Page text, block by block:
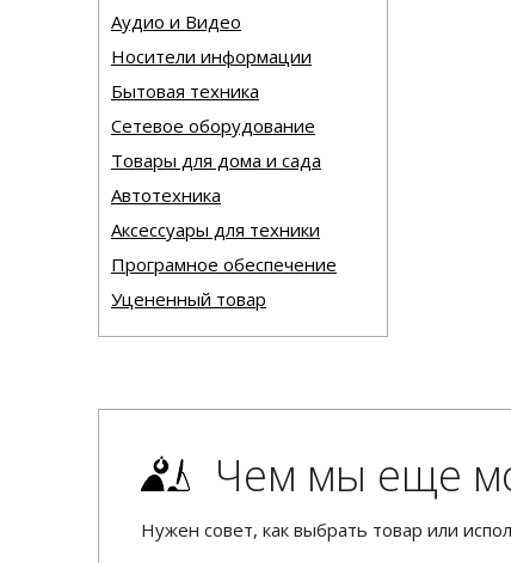
Аудио и Видео
Носители информации
Бытовая техника
Сетевое оборудование
Товары для дома и сада
Автотехника
Аксессуары для техники
Програмное обеспечение
Уцененный товар
Чем мы еще
Нужен совет, как выбрать товар или